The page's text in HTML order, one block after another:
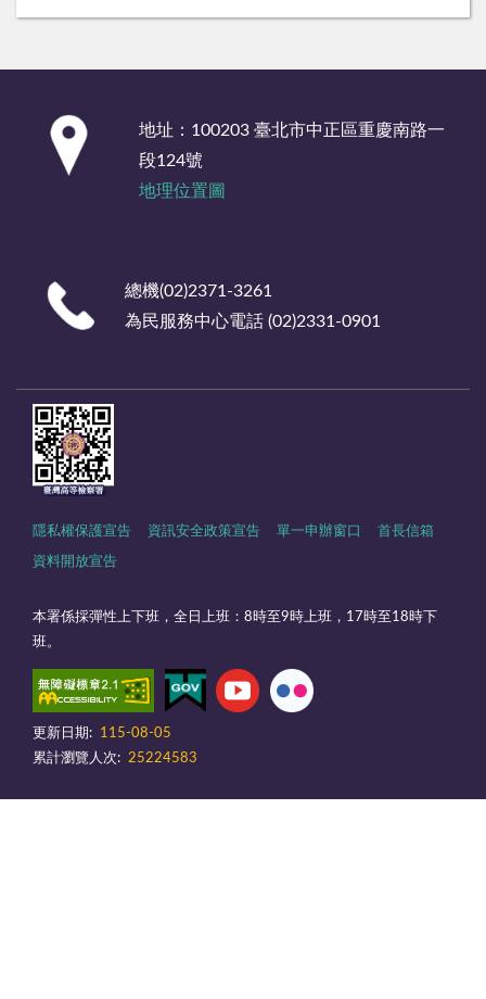
地址：100203 臺北市中正區重慶南路一
段124號
地理位置圖
總機(02)2371-3261
為民服務中心電話 (02)2331-0901
隱私權保護宣告 資訊安全政策宣告 單一申辦窗口 首長信箱
資料開放宣告
本署係採彈性上下班，全日上班：8時至9時上班，17時至18時下
班。
更新日期:
115-08-05
累計瀏覽人次:
25224583